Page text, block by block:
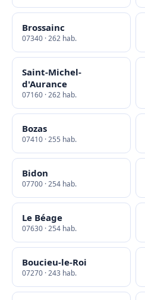
Brossainc
07340 · 262 hab.
Saint-Michel-
d'Aurance
07160 · 262 hab.
Bozas
07410 · 255 hab.
Bidon
07700 · 254 hab.
Le Béage
07630 · 254 hab.
Boucieu-le-Roi
07270 · 243 hab.